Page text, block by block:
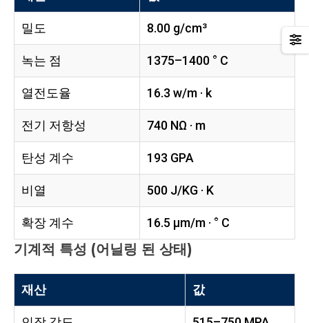
밀도 8.00 g/cm³
녹는 점 1375–1400 ° C
열전도율 16.3 w/m · k
전기 저항성 740 NΩ · m
탄성 계수 193 GPA
비열 500 J/KG · K
확장 계수 16.5 µm/m · ° C
기계적 특성 (어닐링 된 상태)
재산 값